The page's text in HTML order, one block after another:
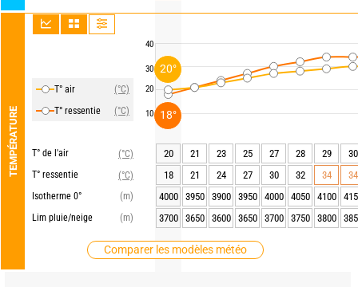
TEMPÉRATURE
T° air
(°C)
T° ressentie
(°C)
T° de l'air
(°C)
T° ressentie
(°C)
Isotherme 0°
(m)
Lim pluie/neige
(m)
Comparer les modèles météo
40
30
20
10
20 21 23 25 27 28 29
30
18
21 24 27 30 32 34
34
4000
3950 3900 3950 4000 4050 4100
3700
3650 3600 3650 3700 3750 3800
20°
18°